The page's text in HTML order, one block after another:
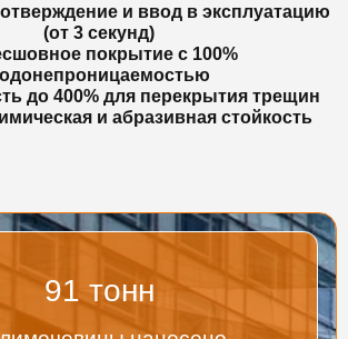
и ввод в эксплуатацию
(от 3 секунд)
покрытие с 100%
до 400% для перекрытия трещин
и абразивная стойкость
95 тонн